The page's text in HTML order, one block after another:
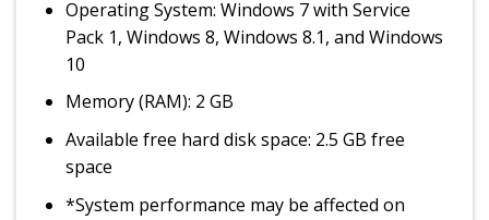
Operating System: Windows 7 with Service
Pack 1, Windows 8, Windows 8.1, and Windows
10
Memory (RAM): 2 GB
Available free hard disk space: 2.5 GB free
space
*System performance may be affected on